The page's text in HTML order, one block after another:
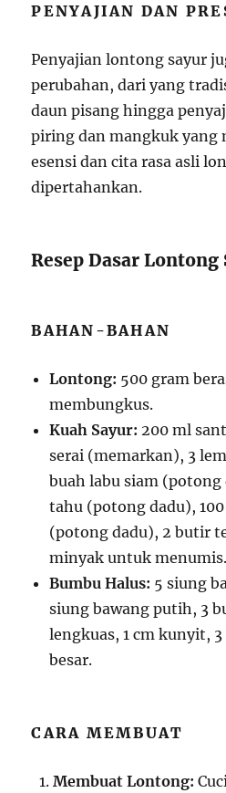
PENYAJIAN DAN
Penyajian lontong sayur
perubahan, dari yang
daun pisang hingga
piring dan mangkuk yang
esensi dan cita rasa asli
dipertahankan.
Resep Dasar Lontong
BAHAN-BAHAN
Lontong: 500 gram
membungkus.
Kuah Sayur: 200 ml
serai (memarkan), 3
buah labu siam (potong
tahu (potong dadu),
(potong dadu), 2 butir
minyak untuk menumis.
Bumbu Halus: 5 siung
siung bawang putih, 3
lengkuas, 1 cm kunyit,
besar.
CARA MEMBUAT
Membuat Lontong: